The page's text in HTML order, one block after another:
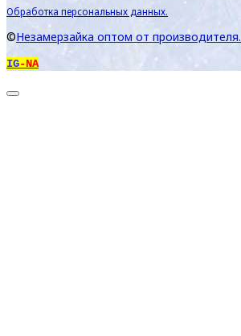
Обработка персональных данных.
©Незамерзайка оптом от производителя.
IG-NA